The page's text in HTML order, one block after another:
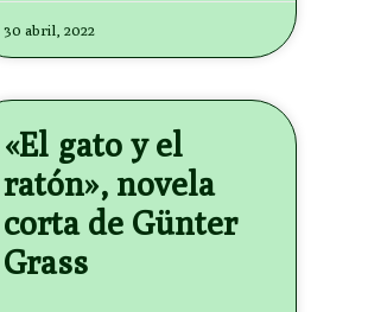
30 abril, 2022
«El gato y el
ratón», novela
corta de Günter
Grass